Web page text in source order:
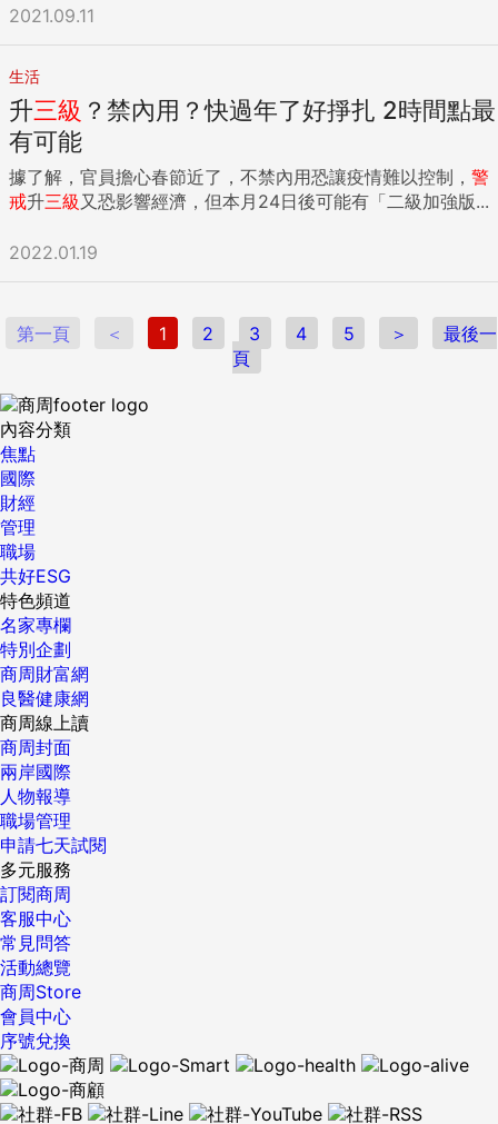
2021.09.11
生活
升三級 ？禁內用？快過年了好掙扎 2時間點最
有可能
據了解，官員擔心春節近了，不禁內用恐讓疫情難以控制， 警
戒升三級 又恐影響經濟，但本月24日後可能有「二級加強版...
2022.01.19
第一頁 ＜ 1 2 3 4 5 ＞
最後一
頁
內容分類
焦點
國際
財經
管理
職場
共好ESG
特色頻道
名家專欄
特別企劃
商周財富網
良醫健康網
商周線上讀
商周封面
兩岸國際
人物報導
職場管理
申請七天試閱
多元服務
訂閱商周
客服中心
常見問答
活動總覽
商周Store
會員中心
序號兌換